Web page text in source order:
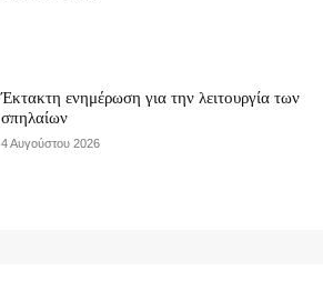
Έκτακτη ενημέρωση για την λειτουργία των
σπηλαίων
4 Αυγούστου 2026